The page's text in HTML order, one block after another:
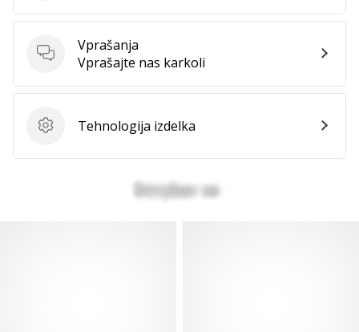
Vprašanja
Vprašanja
Vprašajte nas karkoli
Tehnologija izdelka
Tehnologija izdelka